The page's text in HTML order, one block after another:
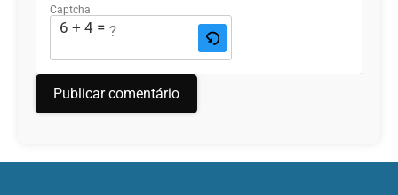
Captcha
6 + 4 = ?